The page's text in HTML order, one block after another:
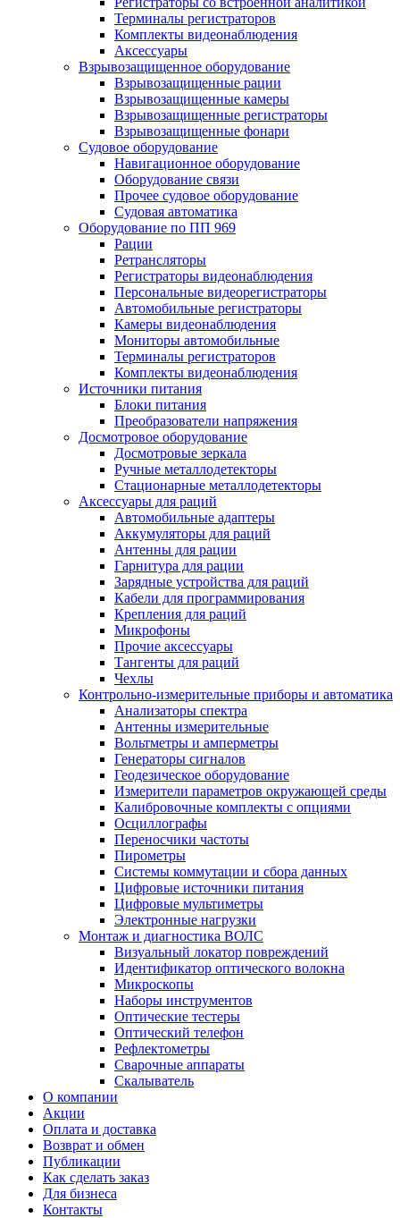
Терминалы регистраторов
Комплекты видеонаблюдения
Аксессуары
Взрывозащищенное оборудование
Взрывозащищенные рации
Взрывозащищенные камеры
Взрывозащищенные регистраторы
Взрывозащищенные фонари
Судовое оборудование
Навигационное оборудование
Оборудование связи
Прочее судовое оборудование
Судовая автоматика
Оборудование по ПП 969
Рации
Ретрансляторы
Регистраторы видеонаблюдения
Персональные видеорегистраторы
Автомобильные регистраторы
Камеры видеонаблюдения
Мониторы автомобильные
Терминалы регистраторов
Комплекты видеонаблюдения
Источники питания
Блоки питания
Преобразователи напряжения
Досмотровое оборудование
Досмотровые зеркала
Ручные металлодетекторы
Стационарные металлодетекторы
Аксессуары для раций
Автомобильные адаптеры
Аккумуляторы для раций
Антенны для рации
Гарнитура для рации
Зарядные устройства для раций
Кабели для программирования
Крепления для раций
Микрофоны
Прочие аксессуары
Тангенты для раций
Чехлы
Контрольно-измерительные приборы и автоматика
Анализаторы спектра
Антенны измерительные
Вольтметры и амперметры
Генераторы сигналов
Геодезическое оборудование
Измерители параметров окружающей среды
Калибровочные комплекты с опциями
Осциллографы
Переносчики частоты
Пирометры
Системы коммутации и сбора данных
Цифровые источники питания
Цифровые мультиметры
Электронные нагрузки
Монтаж и диагностика ВОЛС
Визуальный локатор повреждений
Идентификатор оптического волокна
Микроскопы
Наборы инструментов
Оптические тестеры
Оптический телефон
Рефлектометры
Сварочные аппараты
Скалыватель
О компании
Акции
Оплата и доставка
Возврат и обмен
Публикации
Как сделать заказ
Для бизнеса
Контакты